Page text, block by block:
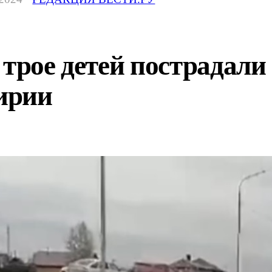
детей